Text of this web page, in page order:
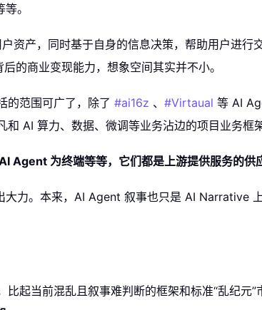
。
产，同时基于自身的信息决策，帮助用户进行交
的商业变现能力，想象空间其实并不小。
的范围可广了，除了 #ai16z 、 #Virtaual 等 AI
和 AI 算力、数据、微调等业务沾边的项目业务框
Agent 为终端等等，它们都是上游提供服务的供
力。本来，AI Agent 叙事也只是 AI Narrative 上
起当前混乱且叙事难判断的框架和标准“乱纪元”